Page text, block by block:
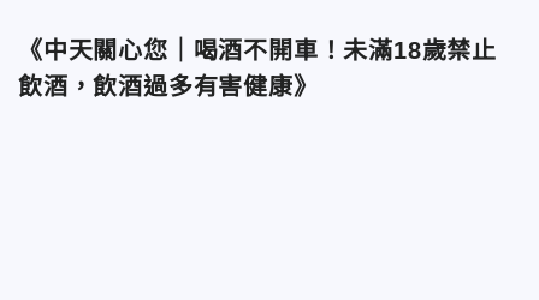
《中天關心您｜喝酒不開車！未滿18歲禁止
飲酒，飲酒過多有害健康》